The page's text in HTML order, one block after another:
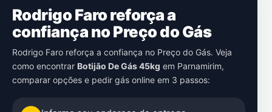
Rodrigo Faro reforça a
confiança no Preço do Gás
Rodrigo Faro reforça a confiança no Preço do Gás. Veja
como encontrar Botijão De Gás 45kg em Parnamirim,
comparar opções e pedir gás online em 3 passos: